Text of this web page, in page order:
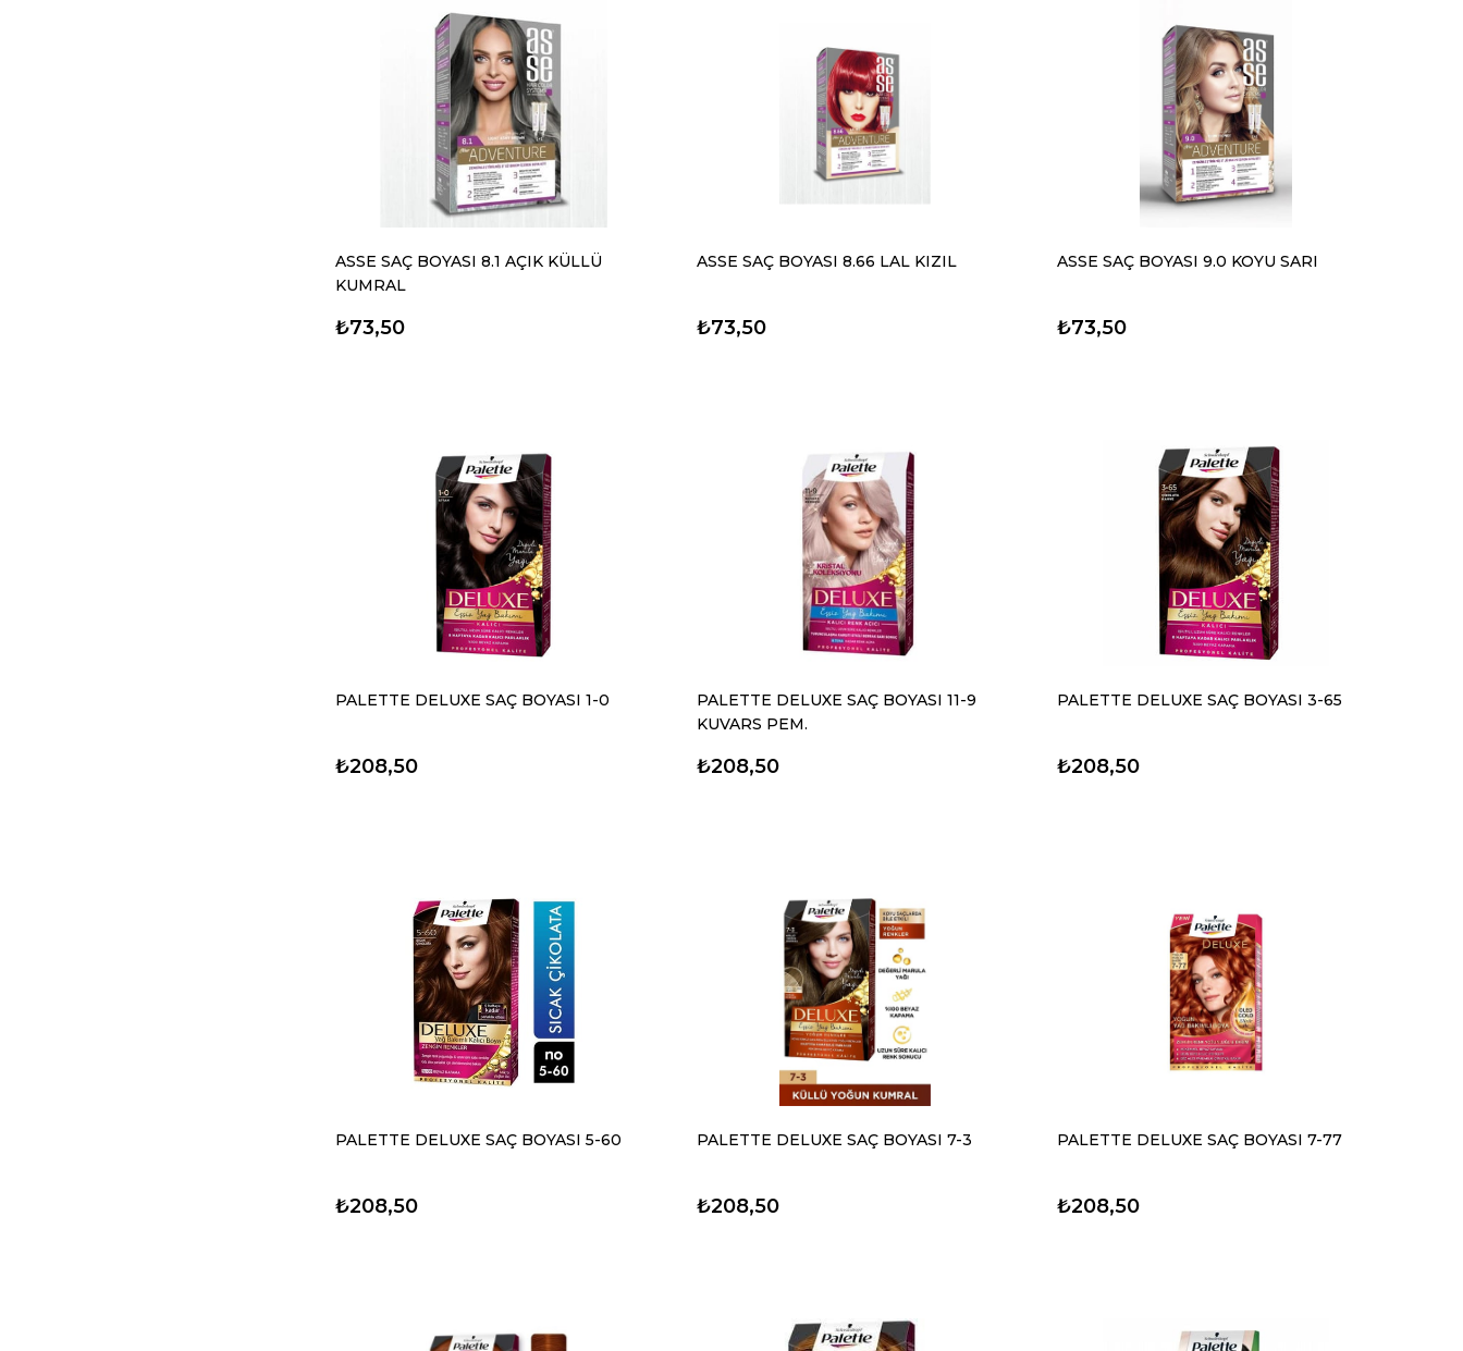
ASSE SAÇ BOYASI 8.1 AÇIK KÜLLÜ
KUMRAL
₺73,50
ASSE SAÇ BOYASI 8.66 LAL KIZIL
₺73,50
ASSE SAÇ BOYASI 9.0 KOYU SARI
₺73,50
PALETTE DELUXE SAÇ BOYASI 1-0
₺208,50
PALETTE DELUXE SAÇ BOYASI 11-9
KUVARS PEM.
₺208,50
PALETTE DELUXE SAÇ BOYASI 3-65
₺208,50
PALETTE DELUXE SAÇ BOYASI 5-60
₺208,50
PALETTE DELUXE SAÇ BOYASI 7-3
₺208,50
PALETTE DELUXE SAÇ BOYASI 7-77
₺208,50